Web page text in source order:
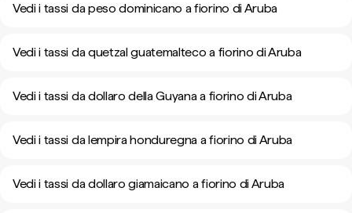
Vedi i tassi da peso dominicano a fiorino di Aruba
Vedi i tassi da quetzal guatemalteco a fiorino di Aruba
Vedi i tassi da dollaro della Guyana a fiorino di Aruba
Vedi i tassi da lempira honduregna a fiorino di Aruba
Vedi i tassi da dollaro giamaicano a fiorino di Aruba